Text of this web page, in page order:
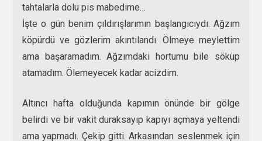
tahtalarla dolu pis mabedime…
İşte o gün benim çıldırışlarımın başlangıcıydı. Ağzım
köpürdü ve gözlerim akıntılandı. Ölmeye meylettim
ama başaramadım. Ağzımdaki hortumu bile söküp
atamadım. Ölemeyecek kadar acizdim.
Altıncı hafta olduğunda kapımın önünde bir gölge
belirdi ve bir vakit duraksayıp kapıyı açmaya yeltendi
ama yapmadı. Çekip gitti. Arkasından seslenmek için